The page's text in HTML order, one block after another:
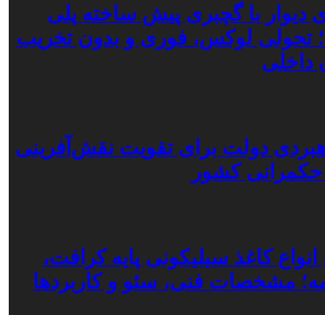
دیوار با گچبری پیش ساخته پلی
تحولی لوکس، فوری و بدون تخریب
داخلی
دولت برای تقویت نقش‌آفرینی
حکمرانی کشور
کاغذ سیلیکونی پایه کرافت،
مشخصات فنی، سئو و کاربردها